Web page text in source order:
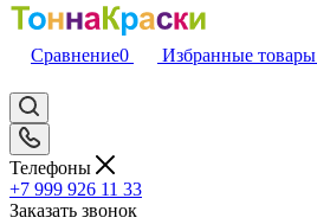
Сравнение0 Избранные товары
Телефоны
+7 999 926 11 33
Заказать звонок